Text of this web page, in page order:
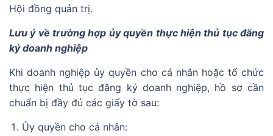
Hội đồng quản trị.
Lưu ý về trường hợp ủy quyền thực hiện thủ tục đăng
ký doanh nghiệp
Khi doanh nghiệp ủy quyền cho cá nhân hoặc tổ chức
thực hiện thủ tục đăng ký doanh nghiệp, hồ sơ cần
chuẩn bị đầy đủ các giấy tờ sau:
Ủy quyền cho cá nhân: